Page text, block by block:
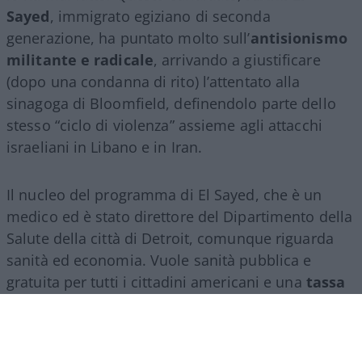
Sayed, immigrato egiziano di seconda
generazione, ha puntato molto sull’antisionismo
militante e radicale, arrivando a giustificare
(dopo una condanna di rito) l’attentato alla
sinagoga di Bloomfield, definendolo parte dello
stesso “ciclo di violenza” assieme agli attacchi
israeliani in Libano e in Iran.
Il nucleo del programma di El Sayed, che è un
medico ed è stato direttore del Dipartimento della
Salute della città di Detroit, comunque riguarda
sanità ed economia. Vuole sanità pubblica e
gratuita per tutti i cittadini americani e una tassa